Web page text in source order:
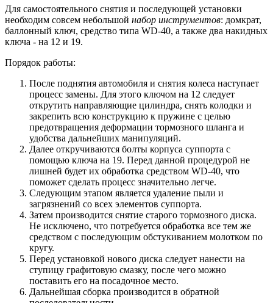
Для самостоятельного снятия и последующей установки
необходим совсем небольшой набор инструментов: домкрат,
баллонный ключ, средство типа WD-40, а также два накидных
ключа - на 12 и 19.
Порядок работы:
После поднятия автомобиля и снятия колеса наступает
процесс замены. Для этого ключом на 12 следует
открутить направляющие цилиндра, снять колодки и
закрепить всю конструкцию к пружине с целью
предотвращения деформации тормозного шланга и
удобства дальнейших манипуляций.
Далее откручиваются болты корпуса суппорта с
помощью ключа на 19. Перед данной процедурой не
лишней будет их обработка средством WD-40, что
поможет сделать процесс значительно легче.
Следующим этапом является удаление пыли и
загрязнений со всех элементов суппорта.
Затем производится снятие старого тормозного диска.
Не исключено, что потребуется обработка все тем же
средством с последующим обстукиванием молотком по
кругу.
Перед установкой нового диска следует нанести на
ступицу графитовую смазку, после чего можно
поставить его на посадочное место.
Дальнейшая сборка производится в обратной